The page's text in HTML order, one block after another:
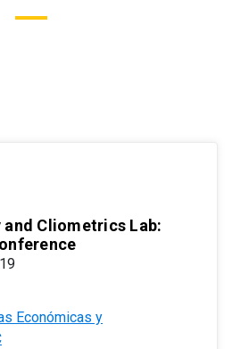
Cliometrics Lab:
Económicas y